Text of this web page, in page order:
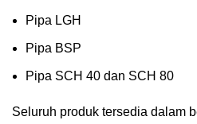
Pipa LGH
Pipa BSP
Pipa SCH 40 dan SCH 80
Seluruh produk tersedia dalam